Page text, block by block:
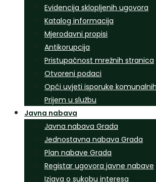
Evidencija sklopljenih ugovora
Katalog informacija
Mjerodavni propisi
Antikorupcija
Pristupačnost mrežnih stranica
Otvoreni podaci
Opći uvjeti isporuke
Prijem u službu
Javna nabava
Javna nabava Grada
Jednostavna nabava Grada
Plan nabave Grada
Registar ugovora javne nabave
Izjava o sukobu interesa